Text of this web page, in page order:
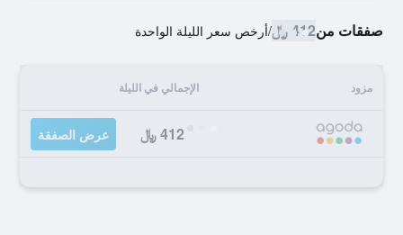
صفقات من412 ﷼ /أرخص سعر الليلة الواحدة
مزود الإجمالي في الليلة
412 ﷼ عرض الصفقة